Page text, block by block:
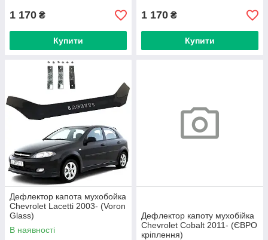
1 170 ₴
Купити
1 170 ₴
Купити
Дефлектор капота мухобойка
Chevrolet Lacetti 2003- (Voron
Glass)
В наявності
Дефлектор капоту мухобійка
Chevrolet Cobalt 2011- (ЄВРО
кріплення)